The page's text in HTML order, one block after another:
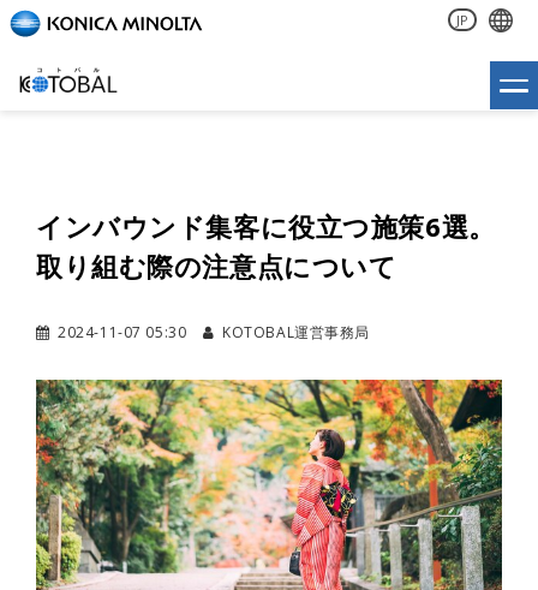
JP
インバウンド集客に役立つ施策6選。
取り組む際の注意点について
2024-11-07 05:30 KOTOBAL運営事務局